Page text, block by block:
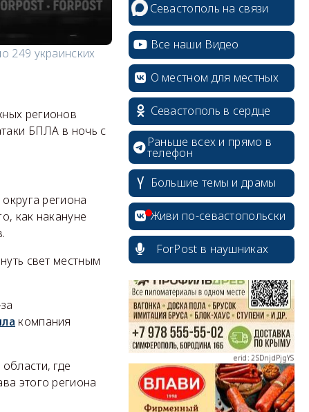
249 украинских
регионов
БПЛА в ночь с
региона
как накануне
свет местным
компания
где
этого региона
Севастополь на связи
Все наши Видео
О местном для местных
Севастополь в сердце
Раньше всех и прямо в
телефон
Большие темы и драмы
Живи по-севастопольски
ForPost в наушниках
erid: 2SDnjcrDNw6
erid: 2SDnjdPjgYS
erid: 2SDnjdvhGXG